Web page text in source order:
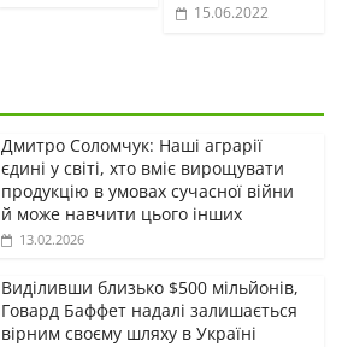
15.06.2022
Дмитро Соломчук: Наші аграрії
єдині у світі, хто вміє вирощувати
продукцію в умовах сучасної війни
й може навчити цього інших
13.02.2026
Виділивши близько $500 мільйонів,
Говард Баффет надалі залишається
вірним своєму шляху в Україні